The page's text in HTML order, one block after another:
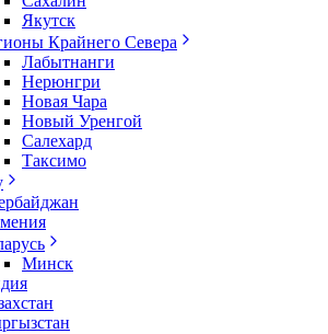
Якутск
Крайнего Севера
Лабытнанги
Нерюнгри
Новая Чара
Новый Уренгой
Салехард
Таксимо
Минск